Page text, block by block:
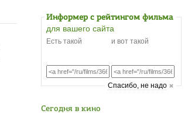
Информер с рейтингом фильма
для вашего сайта
Есть такой и вот такой
Cпасибо, не надо
Сегодня в кино